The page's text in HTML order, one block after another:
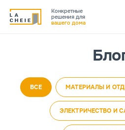
Конкретные
решения для
вашего дома
ВСЕ МАТЕРИАЛЫ И
ЭЛЕКТРИЧЕСТВО И